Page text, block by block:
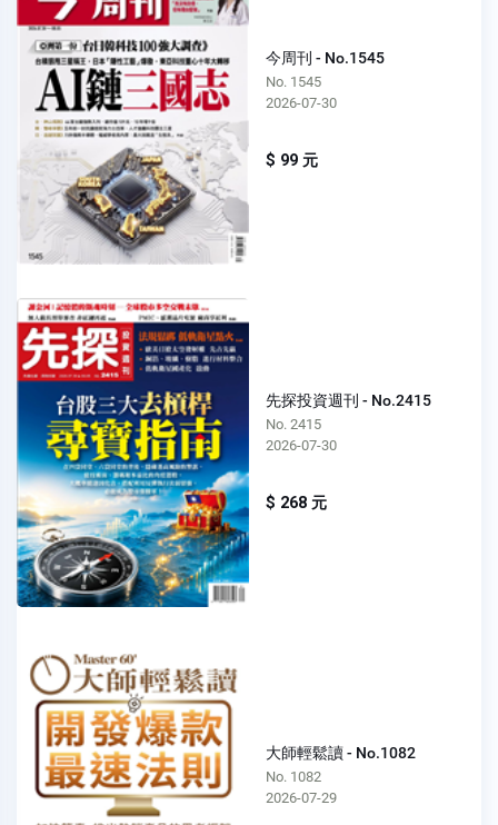
今周刊 - No.1545
No. 1545
2026-07-30
$ 99 元
先探投資週刊 - No.2415
No. 2415
2026-07-30
$ 268 元
大師輕鬆讀 - No.1082
No. 1082
2026-07-29